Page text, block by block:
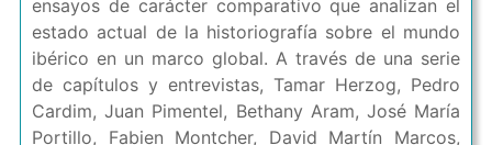
ensayos de carácter comparativo que analizan el
estado actual de la historiografía sobre el mundo
ibérico en un marco global. A través de una serie
de capítulos y entrevistas, Tamar Herzog, Pedro
Cardim, Juan Pimentel, Bethany Aram, José María
Portillo, Fabien Montcher, David Martín Marcos,